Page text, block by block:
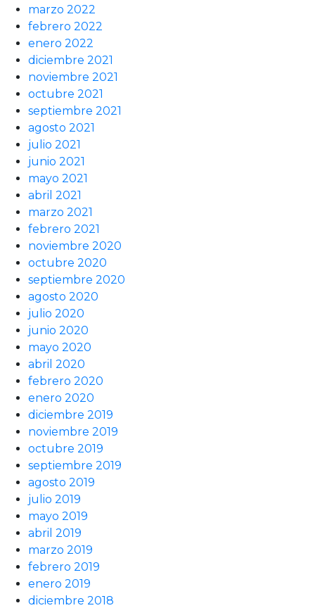
marzo 2022
febrero 2022
enero 2022
diciembre 2021
noviembre 2021
octubre 2021
septiembre 2021
agosto 2021
julio 2021
junio 2021
mayo 2021
abril 2021
marzo 2021
febrero 2021
noviembre 2020
octubre 2020
septiembre 2020
agosto 2020
julio 2020
junio 2020
mayo 2020
abril 2020
febrero 2020
enero 2020
diciembre 2019
noviembre 2019
octubre 2019
septiembre 2019
agosto 2019
julio 2019
mayo 2019
abril 2019
marzo 2019
febrero 2019
enero 2019
diciembre 2018